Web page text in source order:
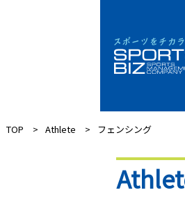
TOP Athlete フェンシング